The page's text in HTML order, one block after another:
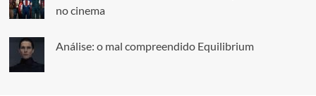
no cinema
Análise: o mal compreendido Equilibrium